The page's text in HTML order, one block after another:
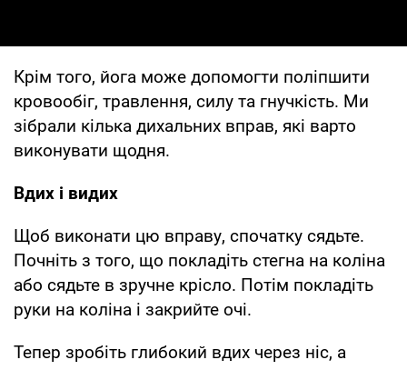
Крім того, йога може допомогти поліпшити
кровообіг, травлення, силу та гнучкість. Ми
зібрали кілька дихальних вправ, які варто
виконувати щодня.
Вдих і видих
Щоб виконати цю вправу, спочатку сядьте.
Почніть з того, що покладіть стегна на коліна
або сядьте в зручне крісло. Потім покладіть
руки на коліна і закрийте очі.
Тепер зробіть глибокий вдих через ніс, а